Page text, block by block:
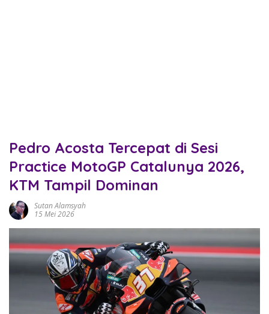
Pedro Acosta Tercepat di Sesi
Practice MotoGP Catalunya 2026,
KTM Tampil Dominan
Sutan Alamsyah
15 Mei 2026